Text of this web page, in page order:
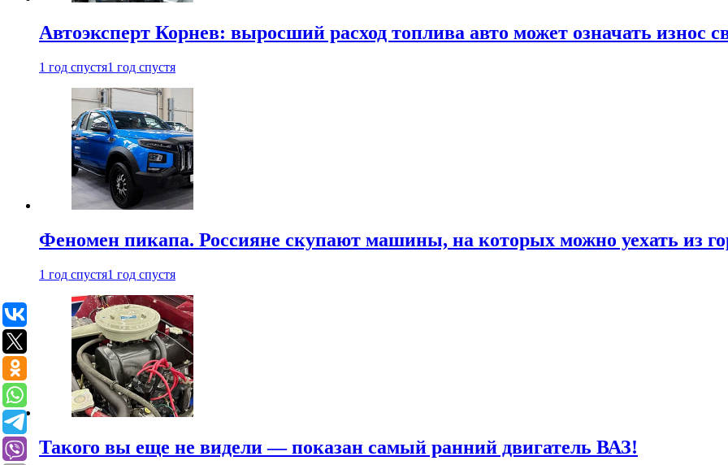
Автоэксперт Корнев: выросший расход топлива авто может означать износ
1 год спустя1 год спустя
Феномен пикапа. Россияне скупают машины, на которых можно уехать из
1 год спустя1 год спустя
Такого вы еще не видели — показан самый ранний двигатель ВАЗ!